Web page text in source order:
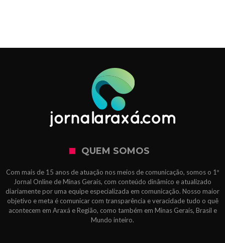
QUEM SOMOS
Com mais de 15 anos de atuação nos meios de comunicação, somos o 1º
Jornal Online de Minas Gerais, com conteúdo dinâmico e atualizado
diariamente por uma equipe especializada em comunicação. Nosso maior
objetivo e meta é comunicar com transparência e veracidade tudo o quê
acontecem em Araxá e Região, como também em Minas Gerais, Brasil e
Mundo inteiro.